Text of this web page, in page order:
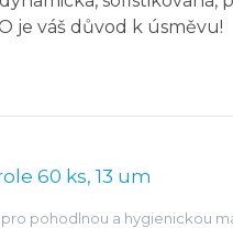
je váš důvod k úsměvu!
60 ks, 13 um
pohodlnou a hygienickou